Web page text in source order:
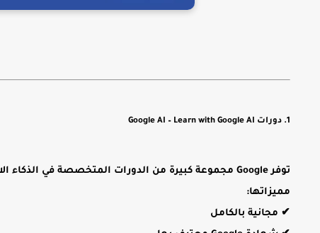
1. دورات Google AI – Learn with Google AI
توفر Google مجموعة كبيرة من الدورات المتخصصة في الذكاء الاصطناعي والتعلم الآلي.
مميزاتها:
✔ مجانية بالكامل